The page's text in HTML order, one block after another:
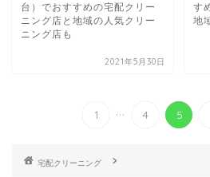
台）でおすすめの宅配クリー
ニング店と地域の人気クリー
ニング店も
2021年5月30日
す
地
1 ... 4 5